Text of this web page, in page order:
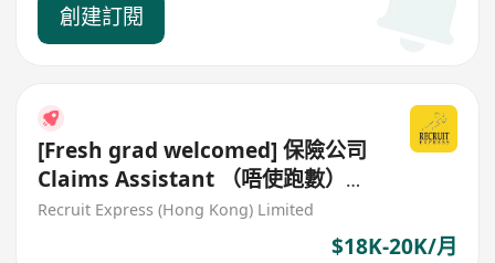
創建訂閱
[Fresh grad welcomed] 保險公司
Claims Assistant （唔使跑數）
（non Sales）
Recruit Express (Hong Kong) Limited
$18K-20K/月